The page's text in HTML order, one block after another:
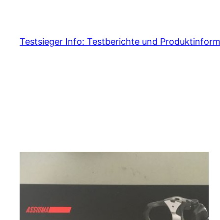
content
Testsieger Info: Testberichte und